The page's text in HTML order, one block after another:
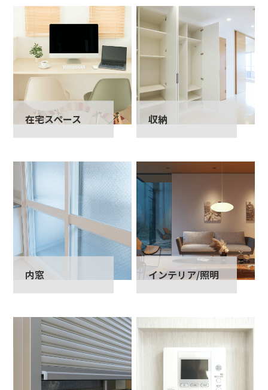
在宅スペース 収納
内窓 インテリア/照明